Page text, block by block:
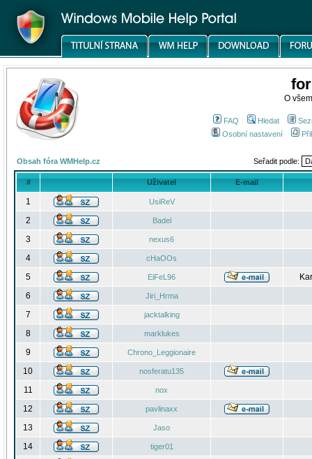
O
FAQ Hledat
Osobní nastavení
Obsah fóra WMHelp.cz Seřadit podle:
# Uživatel E-mail
1 UsiReV
2 Badel
3 nexus6
4 cHaOOs
5 EiFeL96
6
Jiri_Hrma
7 jacktalking
8 marklukes
9 Chrono_Leggionaire
10 nosferatu135
11 nox
12 pavlinaxx
13 Jaso
14 tiger01